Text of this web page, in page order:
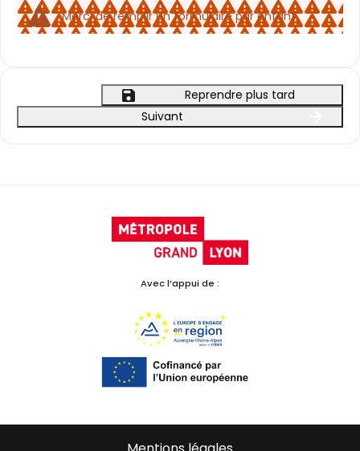
Merci de remplir un formulaire par enfant
Suivant
Reprendre plus tard
Avec l’appui de :